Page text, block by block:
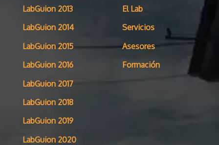
LabGuion 2013
LabGuion 2014
LabGuion 2015
LabGuion 2016
LabGuion 2017
LabGuion 2018
LabGuion 2019
LabGuion 2020
El Lab
Servicios
Asesores
Formación